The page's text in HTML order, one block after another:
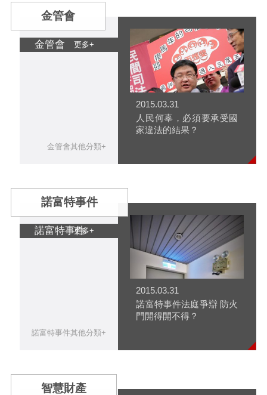
金管會
金管會 更多+
金管會其他分類+
2015.03.31
人民何辜，必須要承受國
家違法的結果？
諾富特事件
諾富特事件
更多+
諾富特事件其他分類+
2015.03.31
諾富特事件法庭爭辯 防火
門開得開不得？
智慧財產